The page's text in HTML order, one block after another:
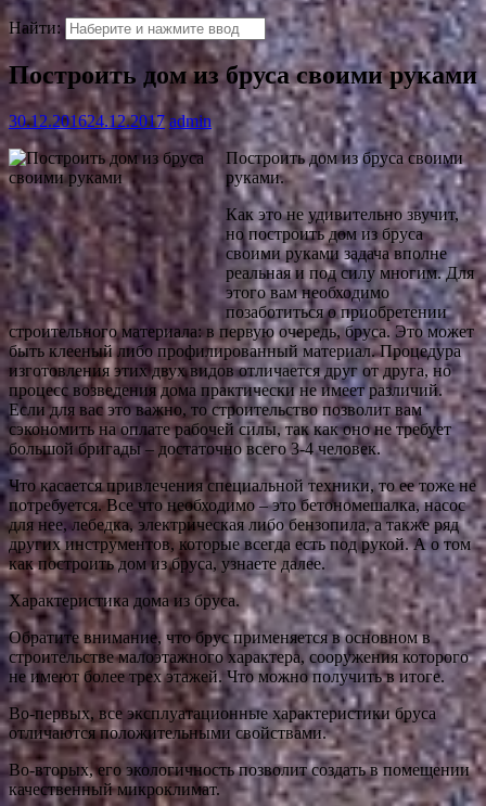
Найти:
Построить дом из бруса своими руками
30.12.201624.12.2017 admin
Построить дом из бруса своими
руками.
Как это не удивительно звучит,
но построить дом из бруса
своими руками задача вполне
реальная и под силу многим. Для
этого вам необходимо
позаботиться о приобретении
строительного материала: в первую очередь, бруса. Это может
быть клееный либо профилированный материал. Процедура
изготовления этих двух видов отличаетсядруг от друга, но
процесс возведения дома практически не имеет различий.
Если для вас это важно, то строительство позволит вам
сэкономить на оплате рабочей силы, так как оно не требует
большой бригады – достаточно всего 3-4 человек.
Что касается привлечения специальной техники, то ее тоже не
потребуется. Все что необходимо – это бетономешалка, насос
для нее, лебедка, электрическая либо бензопила, а также ряд
других инструментов, которые всегда есть под рукой. А о том
как построить дом из бруса, узнаете далее.
Характеристика дома из бруса.
Обратите внимание, что брус применяется в основном в
строительстве малоэтажного характера, сооружения которого
не имеют более трех этажей. Что можно получить в итоге.
Во-первых, все эксплуатационные характеристики бруса
отличаются положительными свойствами.
Во-вторых, его экологичность позволит создать в помещении
качественный микроклимат.